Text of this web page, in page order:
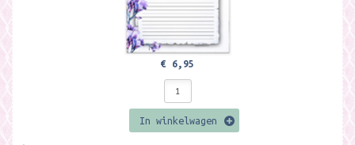
€ 6,95
In winkelwagen